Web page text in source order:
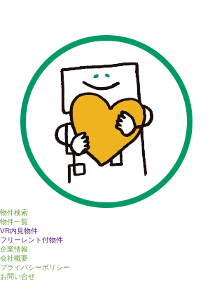
物件検索
物件一覧
VR内見物件
フリーレント付物件
企業情報
会社概要
プライバシーポリシー
お問い合せ